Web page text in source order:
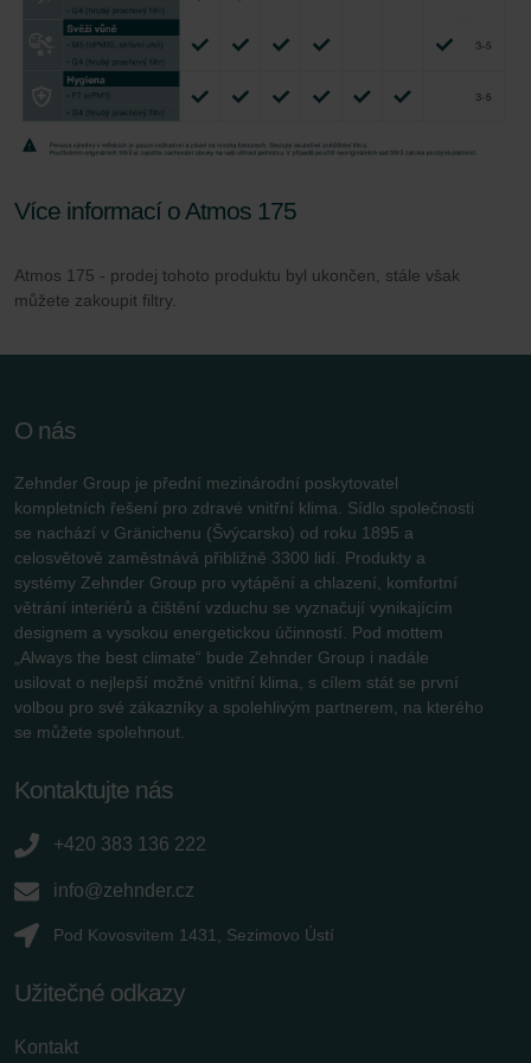
Více informací o Atmos 175
Atmos 175 - prodej tohoto produktu byl ukončen, stále však
můžete zakoupit filtry.
O nás
Zehnder Group je přední mezinárodní poskytovatel
kompletních řešení pro zdravé vnitřní klima. Sídlo společnosti
se nachází v Gränichenu (Švýcarsko) od roku 1895 a
celosvětově zaměstnává přibližně 3300 lidí. Produkty a
systémy Zehnder Group pro vytápění a chlazení, komfortní
větrání interiérů a čištění vzduchu se vyznačují vynikajícím
designem a vysokou energetickou účinností. Pod mottem
„Always the best climate“ bude Zehnder Group i nadále
usilovat o nejlepší možné vnitřní klima, s cílem stát se první
volbou pro své zákazníky a spolehlivým partnerem, na kterého
se můžete spolehnout.
Kontaktujte nás
+420 383 136 222
info@zehnder.cz
Pod Kovosvitem 1431, Sezimovo Ústí
Užitečné odkazy
Kontakt